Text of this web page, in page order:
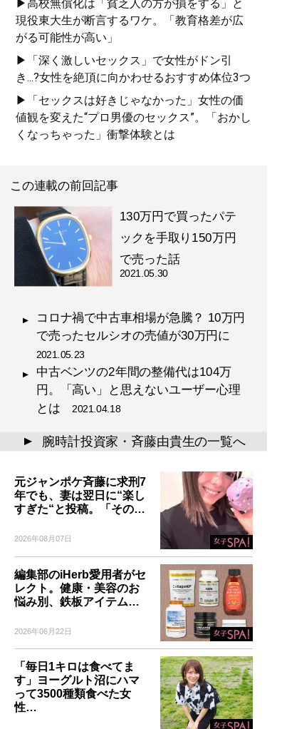
▶高校無償化は「貧乏人の方が損をする」と
現役東大生が断言するワケ。「教育格差が広
がる可能性が高い」
▶「深く激しいセックス」で女性がドン引
き...?女性を絶頂に向かわせるおすすめ体位3つ
▶「セックスは好きじゃなかった」女性の価
値観を変えた“プロ男優のセックス”。「おかし
くなっちゃった」衝撃体験とは
この連載の前回記事
130万円で買ったパテ
ックを手取り150万円
で売った話
2021.05.30
コロナ禍で中古車相場が急騰？ 10万円
で売ったセルシオの売値が30万円に
2021.05.23
中古ベンツの2年間の整備代は104万
円。「高い」と思えないユーザー心理
とは
2021.04.18
▲ 腕時計投資家・斉藤由貴生の一覧へ
元ジャンポケ斉藤に求刑7
年でも、妻は翌日に“楽し
すぎた“と投稿。「その…
2026年08月07日
編集部のiHerb愛用者がセ
レクト。健康・美容のお
悩み別、鉄板アイテム…
2026年06月22日
「毎日1キロは食べてま
す」ヨーグルト沼にハマ
って3500種類食べた女
性…